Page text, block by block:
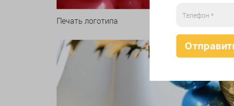
Печать логотипа Арки и